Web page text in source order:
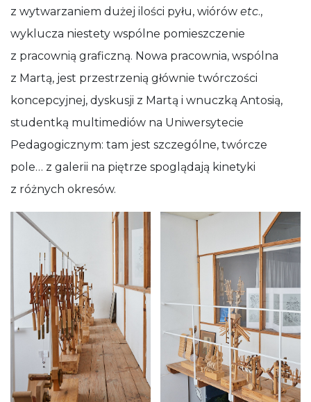
z wytwarzaniem dużej ilości pyłu, wiórów etc.,
wyklucza niestety wspólne pomieszczenie
z pracownią graficzną. Nowa pracownia, wspólna
z Martą, jest przestrzenią głównie twórczości
koncepcyjnej, dyskusji z Martą i wnuczką Antosią,
studentką multimediów na Uniwersytecie
Pedagogicznym: tam jest szczególne, twórcze
pole… z galerii na piętrze spoglądają kinetyki
z różnych okresów.